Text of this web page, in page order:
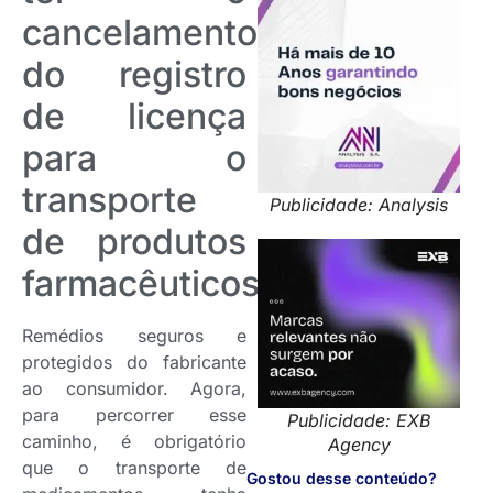
Publicidade: Analysis
Publicidade: EXB
Agency
Gostou desse conteúdo?
cancelamento
do registro
de licença
para o
transporte
de produtos
farmacêuticos
Remédios seguros e
protegidos do fabricante
ao consumidor. Agora,
para percorrer esse
caminho, é obrigatório
que o transporte de